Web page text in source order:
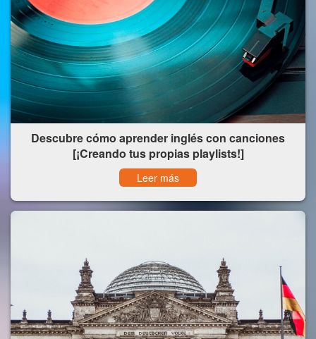
Descubre cómo aprender inglés con canciones
[¡Creando tus propias playlists!]
Leer más